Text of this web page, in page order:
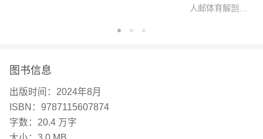
版)
图书信息
出版时间： 2024年8月
ISBN： 9787115607874
字数： 20.4 万字